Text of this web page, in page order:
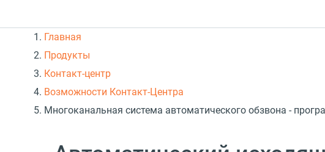
Главная
Продукты
Контакт-центр
Возможности Контакт-Центра
Многоканальная система автоматического обзвона -